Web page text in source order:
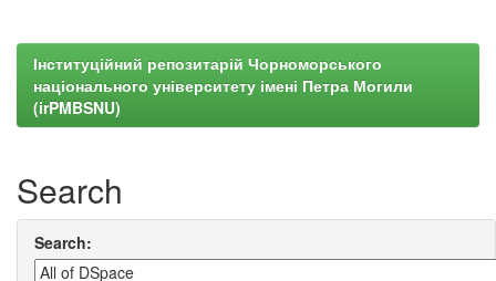
Інституційний репозитарій Чорноморського
національного університету імені Петра Могили
(irPMBSNU)
Search
Search: